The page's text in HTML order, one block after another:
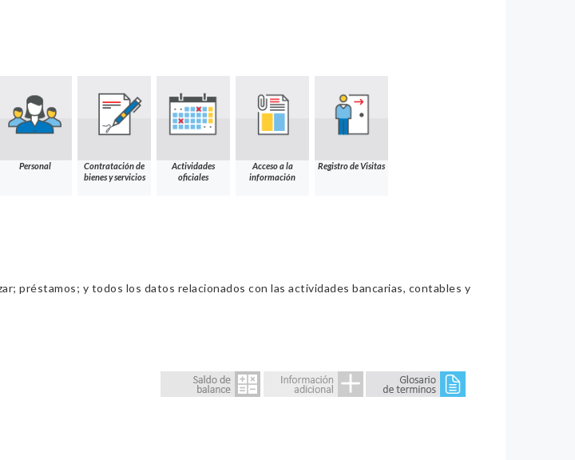
Personal
Contratación de
bienes y servicios
Actividades
oficiales
Acceso a la
información
Registro de Visitas
préstamos; y todos los datos relacionados con las actividades bancarias, contables y